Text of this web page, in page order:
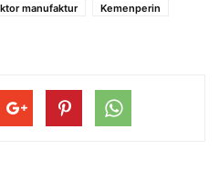
manufaktur
Kemenperin